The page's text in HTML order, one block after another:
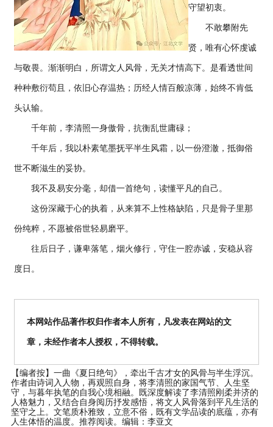
守望初衷。
不敢攀附先
贤，唯有心怀虔诚
与敬畏。渐渐明白，所谓文人风骨，无关才情高下。是看透世间
种种敷衍苟且，依旧心存温热；历经人情百般凉薄，始终不肯低
头认输。
千年前，李清照一身傲骨，抗衡乱世庸碌；
千年后，我以朴素笔墨抚平半生风霜，以一份澄澈，抵御俗
世不断滋生的妥协。
我不及易安分毫，却借一首绝句，读懂平凡的自己。
这份深藏于心的执着，从来算不上性格缺陷，只是骨子里那
份纯粹，不愿被俗世轻易磨平。
往后日子，谦卑落笔，烟火修行，守住一腔赤诚，安稳从容
度日。
本网站作品著作权归作者本人所有，凡发表在网站的文
章，未经作者本人授权，不得转载。
【编者按】 一曲《夏日绝句》，牵出千古才女的风骨与半生浮沉。
作者由诗词入人物，再观照自身，将李清照的家国气节、人生坚
守，与暮年执笔的自我心境相融。既深度解读了李清照刚柔并济的
人格魅力，又结合自身阅历抒发感悟，将文人风骨落到平凡生活的
坚守之上。文笔质朴雅致，立意不俗，既有文学品读的底蕴，亦有
人生体悟的温度。推荐阅读。编辑：李亚文